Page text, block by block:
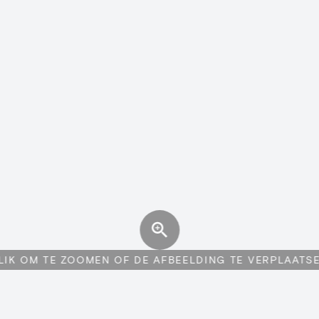
OM TE ZOOMEN OF DE AFBEELDING TE